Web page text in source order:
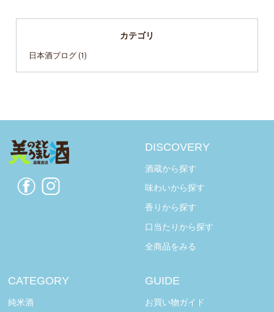
カテゴリ
日本酒ブログ(1)
DISCOVERY
酒蔵から探す
味わいから探す
香りから探す
口当たりから探す
全商品をみる
CATEGORY
純米酒
GUIDE
お買い物ガイド